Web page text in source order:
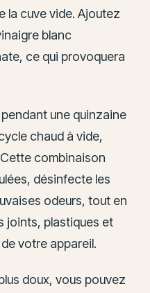
la cuve vide. Ajoutez
blanc
ce qui provoquera
une quinzaine
chaud à vide,
combinaison
désinfecte les
odeurs, tout en
joints, plastiques et
votre appareil.
doux, vous pouvez